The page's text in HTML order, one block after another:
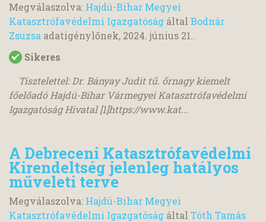
Megválaszolva: Hajdú-Bihar Megyei
Katasztrófavédelmi Igazgatóság által Bodnár
Zsuzsa adatigénylőnek, 2024. június 21..
Sikeres
Tisztelettel: Dr. Bányay Judit tű. őrnagy kiemelt
főelőadó Hajdú-Bihar Vármegyei Katasztrófavédelmi
Igazgatóság Hivatal [1]https://www.kat...
A Debreceni Katasztrófavédelmi
Kirendeltség jelenleg hatályos
műveleti terve
Megválaszolva: Hajdú-Bihar Megyei
Katasztrófavédelmi Igazgatóság által Tóth Tamás